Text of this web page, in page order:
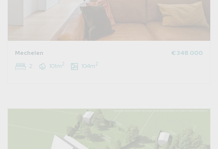
Mechelen
€ 348.000
2
101m2 104m2